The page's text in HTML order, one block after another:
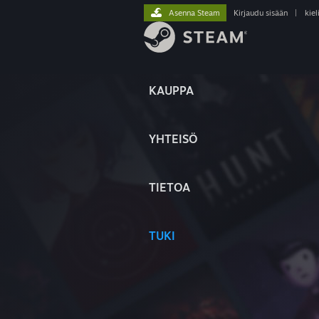
KAUPPA
YHTEISÖ
TIETOA
TUKI
Asenna Steam Kirjaudu sisään kieli